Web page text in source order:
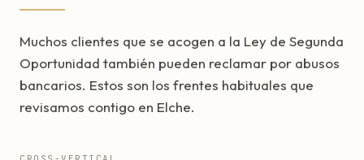
Muchos clientes que se acogen a la Ley de Segunda
Oportunidad también pueden reclamar por abusos
bancarios. Estos son los frentes habituales que
revisamos contigo en Elche.